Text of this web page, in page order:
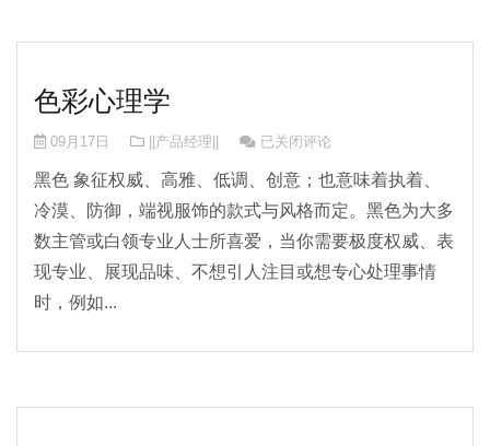
色彩心理学
09月17日 ||产品经理|| 色彩心理学
已关闭评论
黑色 象征权威、高雅、低调、创意；也意味着执着、
冷漠、防御，端视服饰的款式与风格而定。黑色为大多
数主管或白领专业人士所喜爱，当你需要极度权威、表
现专业、展现品味、不想引人注目或想专心处理事情
时，例如...